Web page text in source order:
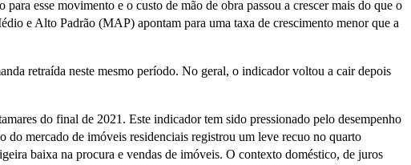
esse movimento e o custo de mão de obra passou a crescer mais do que o
e Alto Padrão (MAP) apontam para uma taxa de crescimento menor que a
retraída neste mesmo período. No geral, o indicador voltou a cair depois
do final de 2021. Este indicador tem sido pressionado pelo desempenho
do mercado de imóveis residenciais registrou um leve recuo no quarto
baixa na procura e vendas de imóveis. O contexto doméstico, de juros